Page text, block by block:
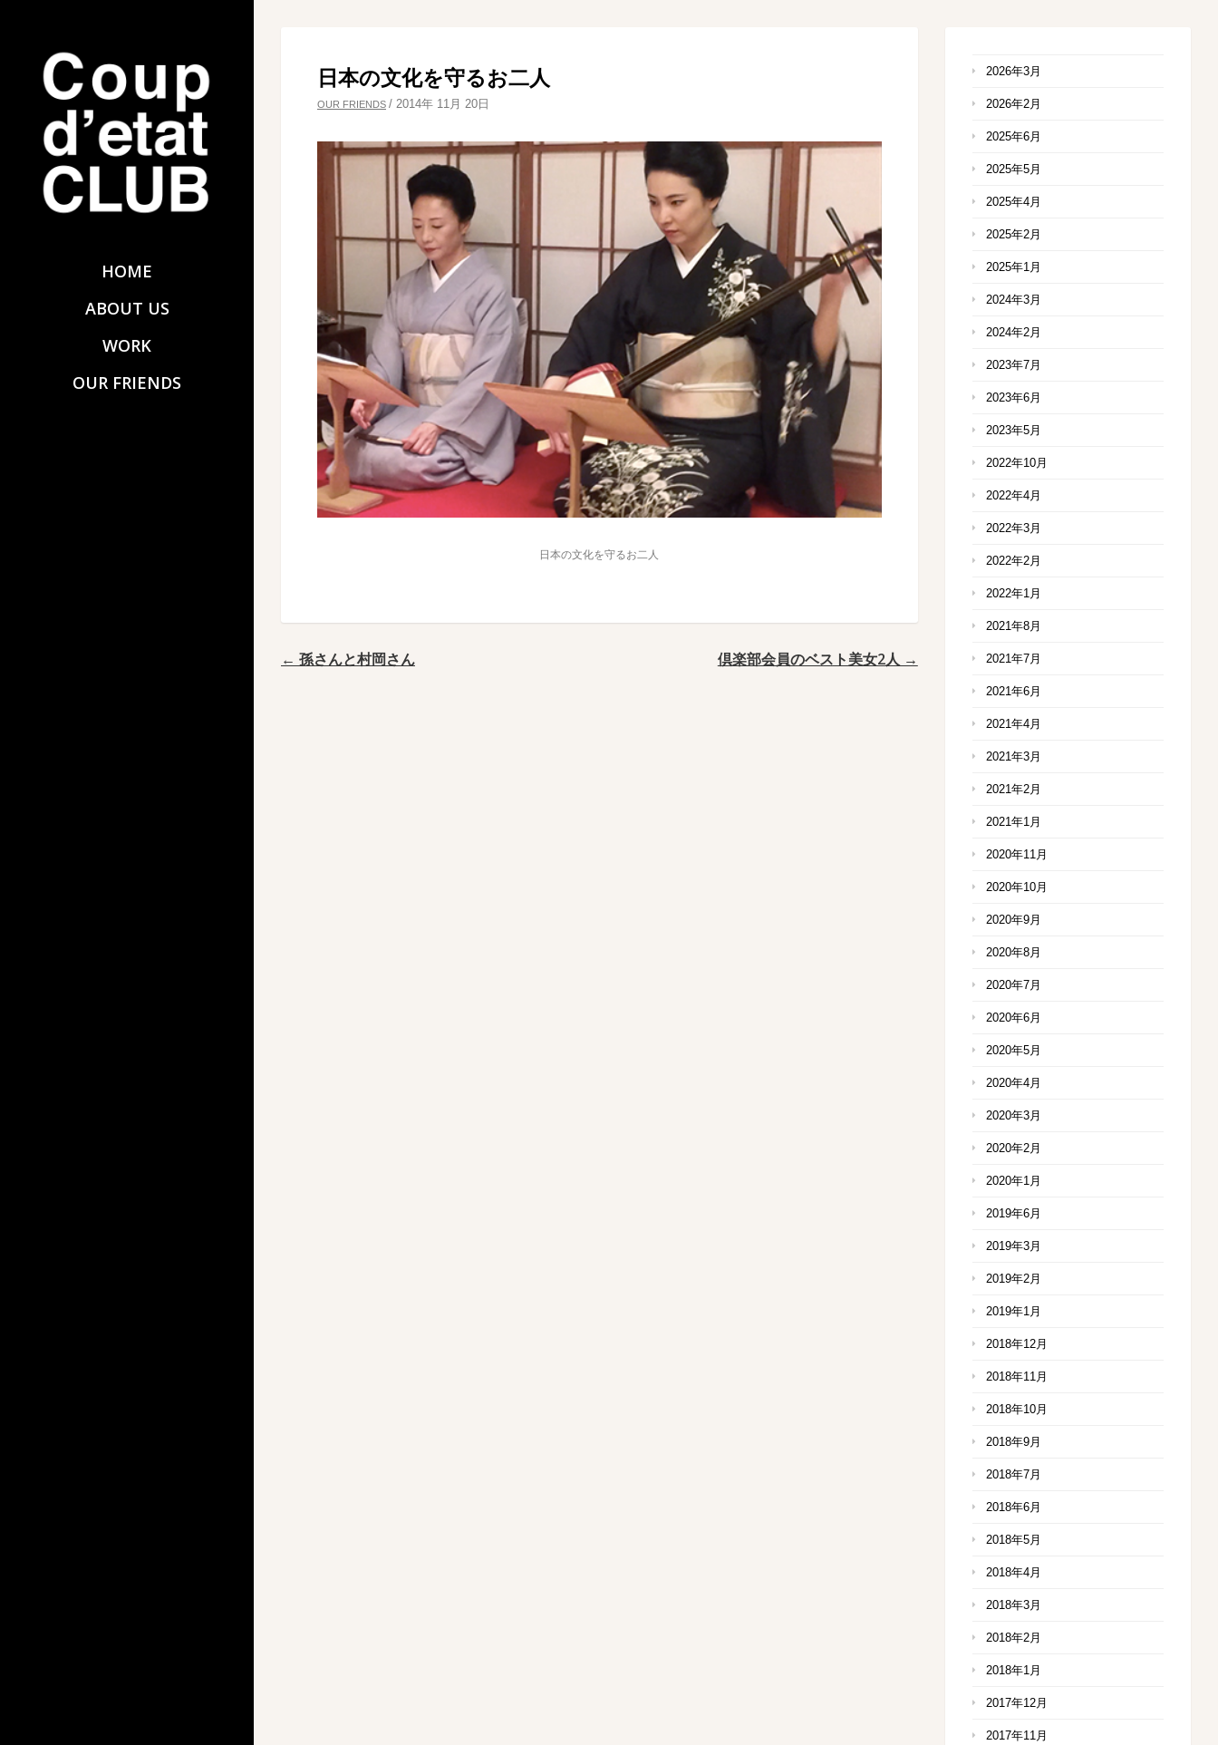
HOME
ABOUT US
WORK
OUR FRIENDS
日本の文化を守るお二人
OUR FRIENDS / 2014年 11月 20日
日本の文化を守るお二人
倶楽部会員のベスト美女2人 →
← 孫さんと村岡さん
2026年3月
2026年2月
2025年6月
2025年5月
2025年4月
2025年2月
2025年1月
2024年3月
2024年2月
2023年7月
2023年6月
2023年5月
2022年10月
2022年4月
2022年3月
2022年2月
2022年1月
2021年8月
2021年7月
2021年6月
2021年4月
2021年3月
2021年2月
2021年1月
2020年11月
2020年10月
2020年9月
2020年8月
2020年7月
2020年6月
2020年5月
2020年4月
2020年3月
2020年2月
2020年1月
2019年6月
2019年3月
2019年2月
2019年1月
2018年12月
2018年11月
2018年10月
2018年9月
2018年7月
2018年6月
2018年5月
2018年4月
2018年3月
2018年2月
2018年1月
2017年12月
2017年11月